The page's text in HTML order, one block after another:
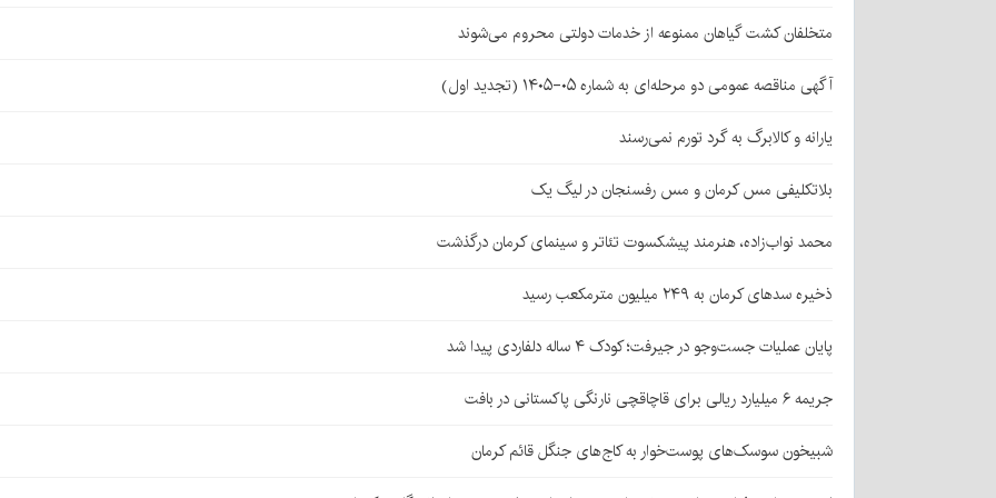
متخلفان کشت گیاهان ممنوعه از خدمات دولتی محروم می‌شوند
آگهی مناقصه عمومی دو مرحله‌ای به شماره ۰۵-۱۴۰۵ (تجدید اول)
یارانه و کالابرگ به گرد تورم نمی‌رسند
بلاتکلیفی مس کرمان و مس رفسنجان در لیگ یک
محمد نواب‌زاده، هنرمند پیشکسوت تئاتر و سینمای کرمان درگذشت
ذخیره سدهای کرمان به ۲۴۹ میلیون مترمکعب رسید
پایان عملیات جست‌وجو در جیرفت؛ کودک ۴ ساله دلفاردی پیدا شد
جریمه ۶ میلیارد ریالی برای قاچاقچی نارنگی پاکستانی در بافت
شبیخون سوسک‌های پوست‌خوار به کاج‌های جنگل قائم کرمان